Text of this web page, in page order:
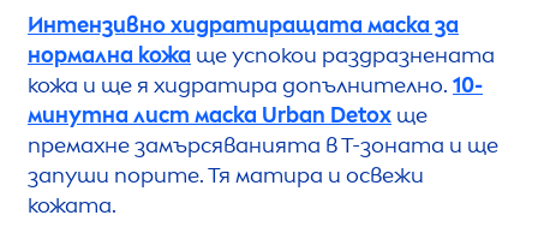
Интензивно хидратиращата маска за
нормална кожа ще успокои раздразнената
кожа и ще я хидратира допълнително. 10-
минутна лист маска Urban Detox ще
премахне замърсяванията в Т-зоната и ще
запуши порите. Тя матира и освежи
кожата.